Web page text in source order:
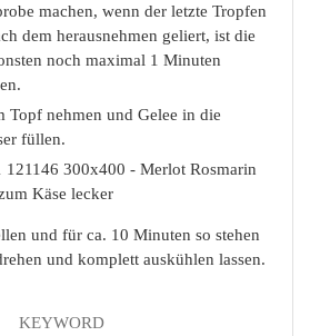
machen, wenn der letzte Tropfen
dem herausnehmen geliert, ist die
noch maximal 1 Minuten
Topf nehmen und Gelee in die
füllen.
und für ca. 10 Minuten so stehen
und komplett auskühlen lassen.
KEYWORD